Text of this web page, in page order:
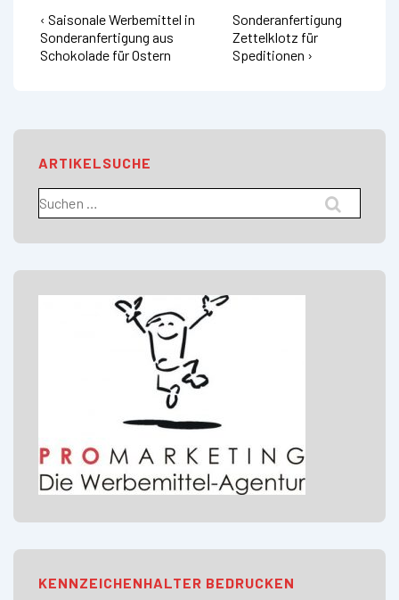
Beitragsnavigation
Vorheriger
Beitrag
ist
‹ Saisonale Werbemittel in
Sonderanfertigung aus
Schokolade für Ostern
Nächster
Beitrag
ist
Sonderanfertigung
Zettelklotz für
Speditionen ›
ARTIKELSUCHE
nach:
KENNZEICHENHALTER BEDRUCKEN